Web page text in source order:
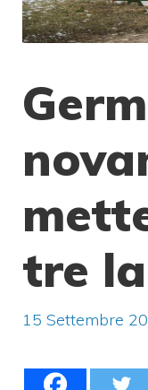
tre
15 Settembre